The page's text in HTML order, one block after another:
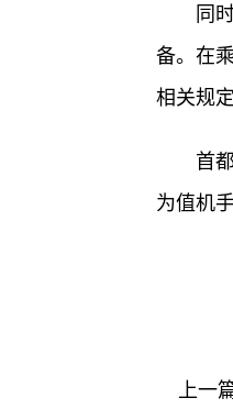
同
备。在
相关规定
首
为值机
上一